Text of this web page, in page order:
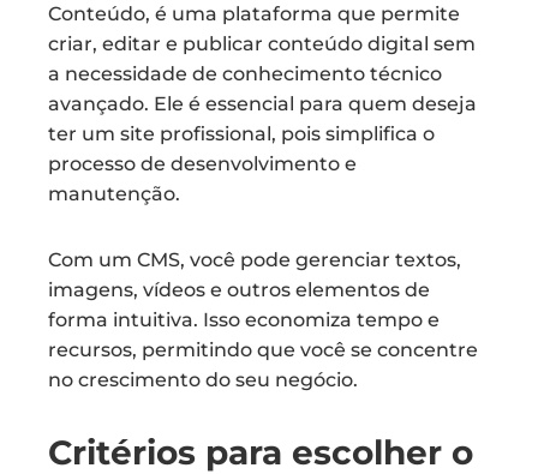
Conteúdo, é uma plataforma que permite
criar, editar e publicar conteúdo digital sem
a necessidade de conhecimento técnico
avançado. Ele é essencial para quem deseja
ter um site profissional, pois simplifica o
processo de desenvolvimento e
manutenção.
Com um CMS, você pode gerenciar textos,
imagens, vídeos e outros elementos de
forma intuitiva. Isso economiza tempo e
recursos, permitindo que você se concentre
no crescimento do seu negócio.
Critérios para escolher o